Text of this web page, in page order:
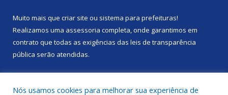
Muito mais que criar site ou sistema para prefeituras!
Realizamos uma assessoria completa, onde garantimos em
contrato que todas as exigências das leis de transparência
pública serão atendidas.
Nós usamos cookies para melhorar sua experiência de